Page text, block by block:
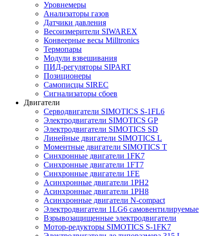
Уровнемеры
Анализаторы газов
Датчики давления
Весоизмерители SIWAREX
Конвеерные весы Milltronics
Термопары
Модули взвешивания
ПИД-регуляторы SIPART
Позиционеры
Самописцы SIREC
Сигнализаторы сбоев
Двигатели
Серводвигатели SIMOTICS S-1FL6
Электродвигатели SIMOTICS GP
Электродвигатели SIMOTICS SD
Линейные двигатели SIMOTICS L
Моментные двигатели SIMOTICS T
Синхронные двигатели 1FK7
Синхронные двигатели 1FT7
Синхронные двигатели 1FE
Асинхронные двигатели 1PH2
Асинхронные двигатели 1PH8
Асинхронные двигатели N-compact
Электродвигатели 1LG6 cамовентилируемые
Взрывозащищенные электродвигатели
Мотор-редукторы SIMOTICS S-1FK7